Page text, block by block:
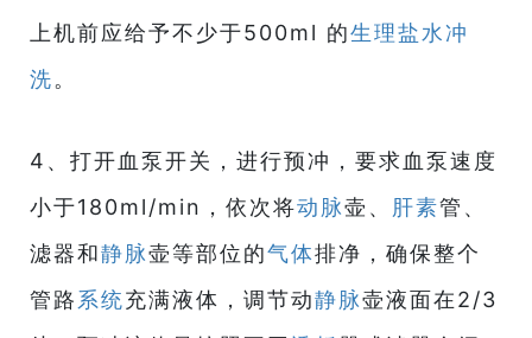
上机前应给予不少于500ml 的生理盐水冲
洗。
4、打开血泵开关，进行预冲，要求血泵速度
小于180ml/min，依次将动脉壶、 肝素管、
滤器和静脉壶等部位的气体排净，确保整个
管路系统充满液体，调节动静脉壶液面在2/3